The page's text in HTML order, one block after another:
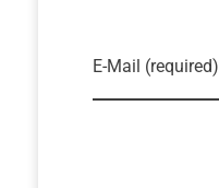
E-Mail (required)